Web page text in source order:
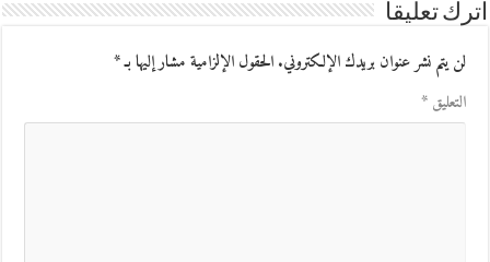
اترك تعليقاً
لن يتم نشر عنوان بريدك الإلكتروني.الحقول الإلزامية مشار إليها بـ*
التعليق*